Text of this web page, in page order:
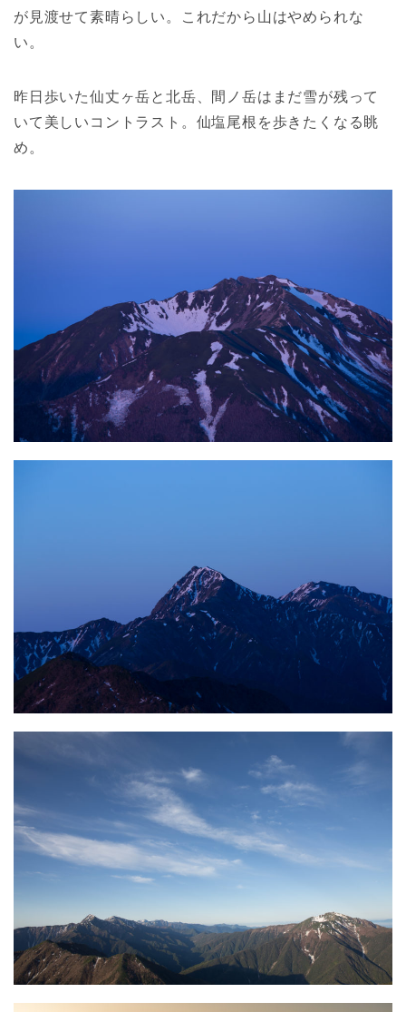
が見渡せて素晴らしい。これだから山はやめられな
い。
昨日歩いた仙丈ヶ岳と北岳、間ノ岳はまだ雪が残って
いて美しいコントラスト。仙塩尾根を歩きたくなる眺
め。